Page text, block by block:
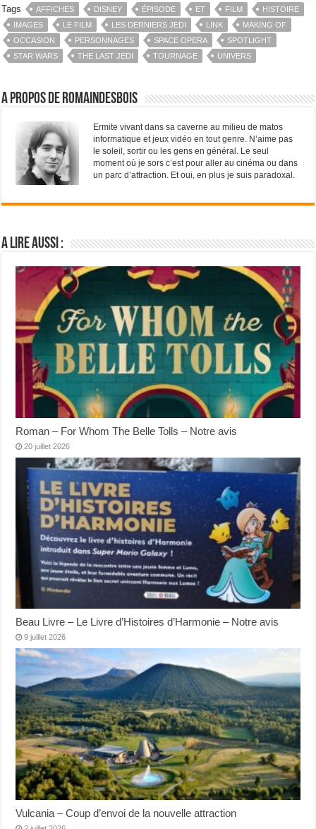
Tags AFFICHES DISNEY ÉPISODE ET FILM
HISTOIRE
IMAGES
LE FILM LES DERNIERS JEDI LINK
MAKING OF
OCCASION
PERSONNAGES SPACE OPERA
SPOTLIGHT
STAR WARS
THE LAST JEDI TOURNAGE UNIVERS
A propos de RomainDesBois
Ermite vivant dans sa caverne au milieu de matos
informatique et jeux vidéo en tout genre. N’aime pas
le soleil, sortir ou les gens en général. Le seul
moment où je sors c’est pour aller au cinéma ou dans
un parc d’attraction. Et oui, en plus je suis paradoxal.
A lire aussi :
Roman – For Whom The Belle Tolls – Notre avis
20 juillet 2026
Beau Livre – Le Livre d’Histoires d’Harmonie – Notre avis
9 juillet 2026
Vulcania – Coup d’envoi de la nouvelle attraction